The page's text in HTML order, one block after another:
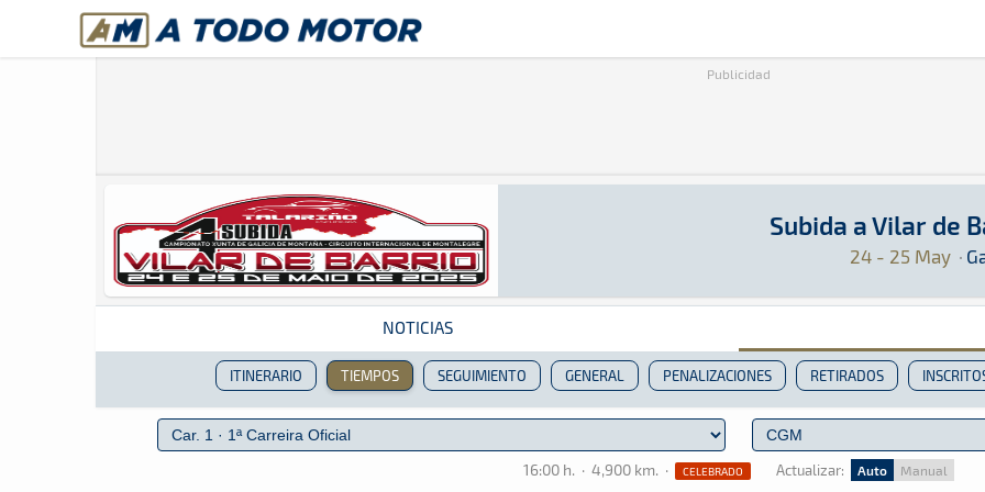
A Todo Motor· Revista del motor desde 1999
Revista del motor desde 1999
Publicidad
Subida a Vilar de
24 - 25 May ·
Montaña · Subida a Vilar de Barrio 2025:
NOTICIAS
ITINERARIO TIEMPOS SEGUIMIENTO GENERAL PENALIZACIONES RETIRADOS
16:00 h. · 4,900 km. · CELEBRADO Actualizar: Auto Manual